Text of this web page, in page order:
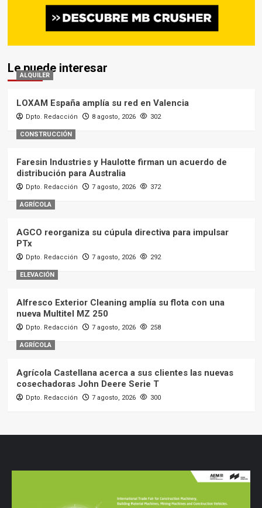
Le puede interesar
ALQUILER
LOXAM España amplía su red en Valencia
Dpto. Redacción 8 agosto, 2026 302
CONSTRUCCIÓN
Faresin Industries y Haulotte firman un acuerdo de
distribución para Australia
Dpto. Redacción 7 agosto, 2026 372
AGRÍCOLA
AGCO reorganiza su cúpula directiva para impulsar
PTx
Dpto. Redacción 7 agosto, 2026 292
ELEVACIÓN
Alfresco Exterior Cleaning amplía su flota con una
nueva Multitel MZ 250
Dpto. Redacción 7 agosto, 2026 258
AGRÍCOLA
Agrícola Castellana acerca a sus clientes las nuevas
cosechadoras John Deere Serie T
Dpto. Redacción 7 agosto, 2026 300